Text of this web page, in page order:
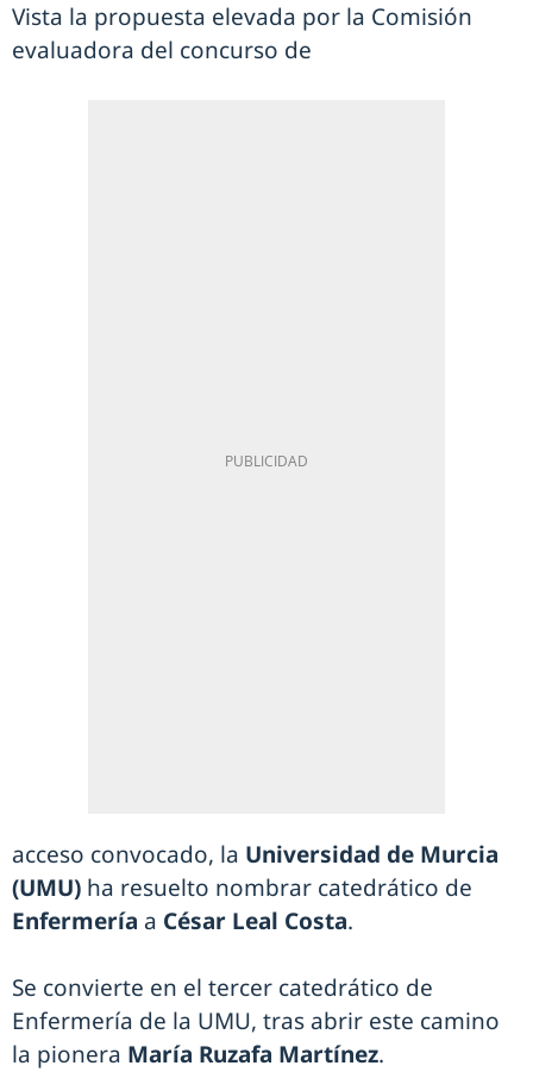
Vista la propuesta elevada por la Comisión
evaluadora del concurso de
acceso convocado, la Universidad de Murcia
(UMU) ha resuelto nombrar catedrático de
Enfermería a César Leal Costa.
Se convierte en el tercer catedrático de
Enfermería de la UMU, tras abrir este camino
la pionera María Ruzafa Martínez.